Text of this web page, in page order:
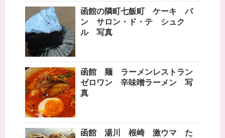
函館の隣町七飯町 ケーキ パ
ン サロン・ド・テ シュク
ル 写真
函館 麺 ラーメンレストラン
ゼロワン 辛味噌ラーメン 写
真
函館 湯川 根崎 激ウマ た